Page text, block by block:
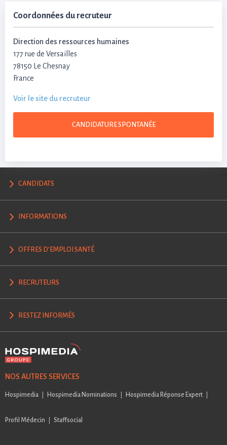
Coordonnées du recruteur
Direction des ressources humaines
177 rue de Versailles
78150 Le Chesnay
France
Voir le site du recruteur
CANDIDATURE SPONTANÉE
CANDIDATS
INFORMATIONS
OFFRES D'EMPLOI SANTÉ
RECRUTEURS
RESTEZ INFORMÉS
NOS AUTRES SERVICES
Hospimedia Hospimedia Nominations Hospimedia Réponse Expert
Profil Médecin Staffsocial